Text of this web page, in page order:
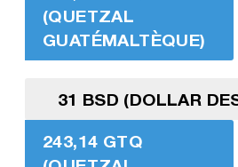
(QUETZAL
GUATÉMALTÈQUE)
31 BSD (DOLLAR
243,14 GTQ